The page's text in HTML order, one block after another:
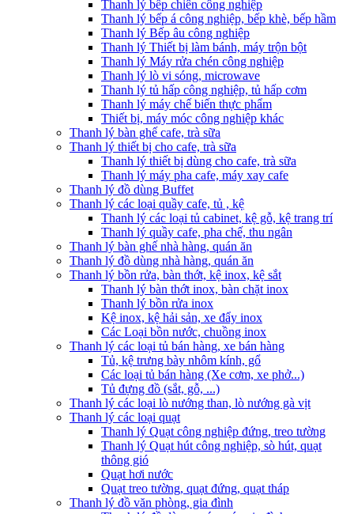
Thanh lý bếp chiên công nghiệp
Thanh lý bếp á công nghiệp, bếp khè, bếp hầm
Thanh lý Bếp âu công nghiệp
Thanh lý Thiết bị làm bánh, máy trộn bột
Thanh lý Máy rửa chén công nghiệp
Thanh lý lò vi sóng, microwave
Thanh lý tủ hấp công nghiệp, tủ hấp cơm
Thanh lý máy chế biến thực phẩm
Thiết bị, máy móc công nghiệp khác
Thanh lý bàn ghế cafe, trà sữa
Thanh lý thiết bị cho cafe, trà sữa
Thanh lý thiết bị dùng cho cafe, trà sữa
Thanh lý máy pha cafe, máy xay cafe
Thanh lý đồ dùng Buffet
Thanh lý các loại quầy cafe, tủ , kệ
Thanh lý các loại tủ cabinet, kệ gỗ, kệ trang trí
Thanh lý quầy cafe, pha chế, thu ngân
Thanh lý bàn ghế nhà hàng, quán ăn
Thanh lý đồ dùng nhà hàng, quán ăn
Thanh lý bồn rửa, bàn thớt, kệ inox, kệ sắt
Thanh lý bàn thớt inox, bàn chặt inox
Thanh lý bồn rửa inox
Kệ inox, kệ hải sản, xe đẩy inox
Các Loại bồn nước, chuồng inox
Thanh lý các loại tủ bán hàng, xe bán hàng
Tủ, kệ trưng bày nhôm kính, gổ
Các loại tủ bán hàng (Xe cơm, xe phở...)
Tủ đựng đồ (sắt, gỗ, ...)
Thanh lý các loại lò nướng than, lò nướng gà vịt
Thanh lý các loại quạt
Thanh lý Quạt công nghiệp đứng, treo tường
Thanh lý Quạt hút công nghiệp, sò hút, quạt
thông gió
Quạt hơi nước
Quạt treo tường, quạt đứng, quạt tháp
Thanh lý đồ văn phòng, gia đình